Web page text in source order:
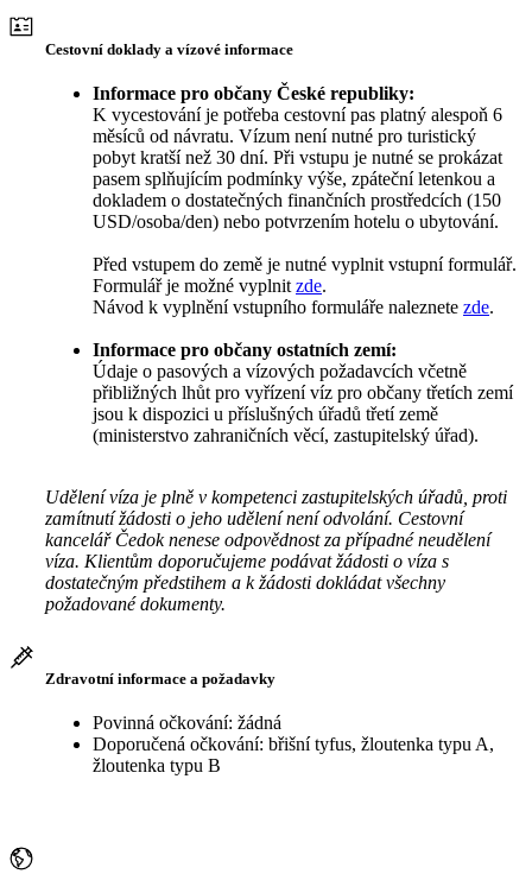
Cestovní doklady a vízové informace
Informace pro občany České republiky:
K vycestování je potřeba cestovní pas platný alespoň 6
měsíců od návratu. Vízum není nutné pro turistický
pobyt kratší než 30 dní. Při vstupu je nutné se prokázat
pasem splňujícím podmínky výše, zpáteční letenkou a
dokladem o dostatečných finančních prostředcích (150
USD/osoba/den) nebo potvrzením hotelu o ubytování.
Před vstupem do země je nutné vyplnit vstupní formulář.
Formulář je možné vyplnit zde.
Návod k vyplnění vstupního formuláře naleznete zde.
Informace pro občany ostatních zemí:
Údaje o pasových a vízových požadavcích včetně
přibližných lhůt pro vyřízení víz pro občany třetích zemí
jsou k dispozici u příslušných úřadů třetí země
(ministerstvo zahraničních věcí, zastupitelský úřad).
Udělení víza je plně v kompetenci zastupitelských úřadů, proti
zamítnutí žádosti o jeho udělení není odvolání. Cestovní
kancelář Čedok nenese odpovědnost za případné neudělení
víza. Klientům doporučujeme podávat žádosti o víza s
dostatečným předstihem a k žádosti dokládat všechny
požadované dokumenty.
Zdravotní informace a požadavky
Povinná očkování: žádná
Doporučená očkování: břišní tyfus, žloutenka typu A,
žloutenka typu B